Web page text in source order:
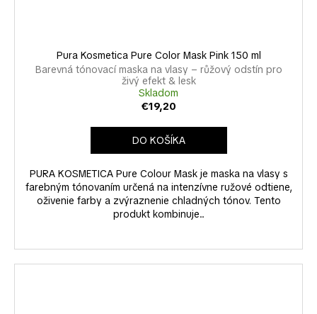
Pura Kosmetica Pure Color Mask Pink 150 ml
Barevná tónovací maska na vlasy – růžový odstín pro
živý efekt & lesk
Skladom
€19,20
DO KOŠÍKA
PURA KOSMETICA Pure Colour Mask je maska na vlasy s
farebným tónovaním určená na intenzívne ružové odtiene,
oživenie farby a zvýraznenie chladných tónov. Tento
produkt kombinuje...